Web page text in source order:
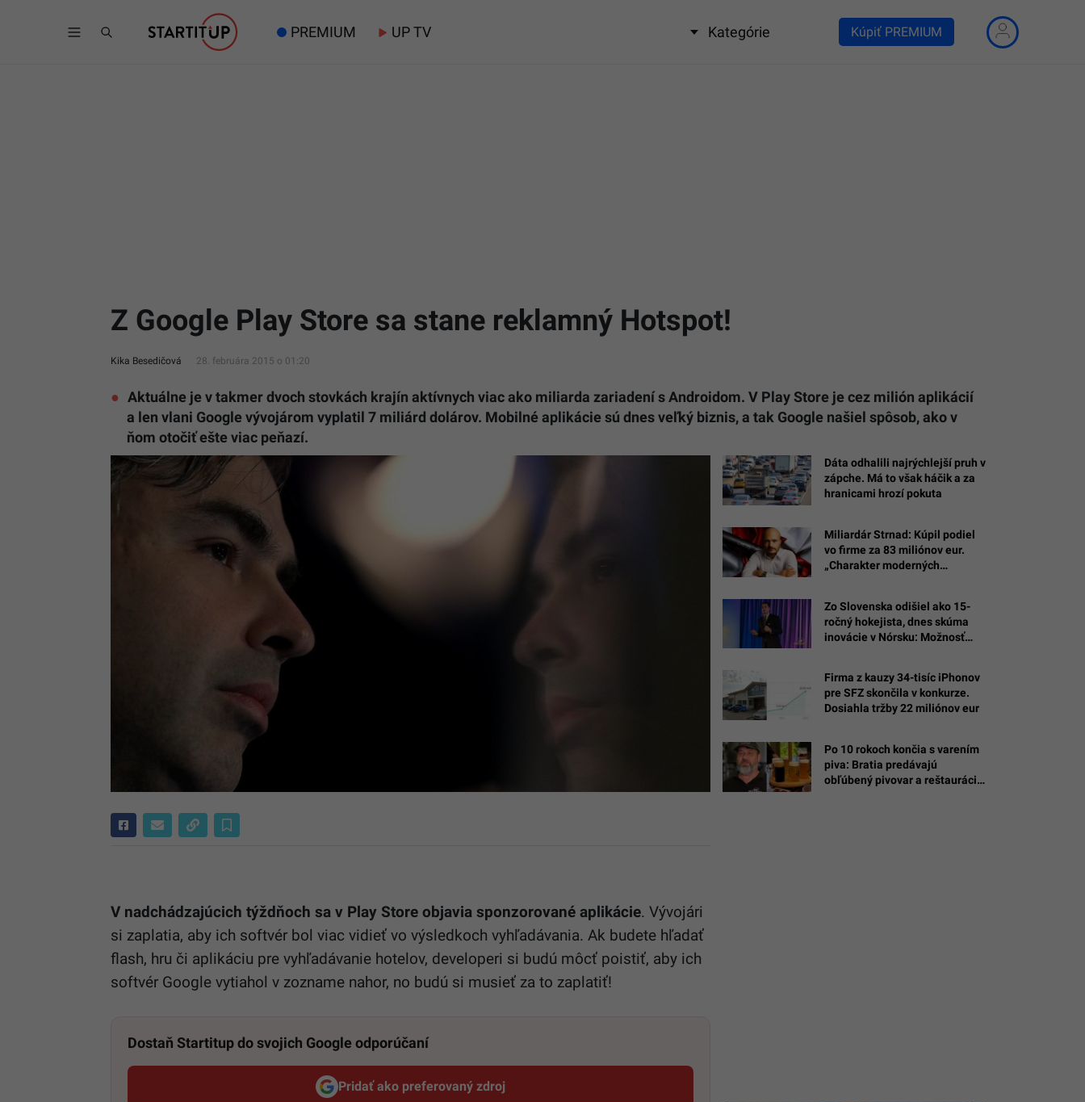
PREMIUM UP TV Kategórie Kúpiť PREMIUM
Z Google Play Store sa stane reklamný Hotspot!
Kika Besedičová 28. februára 2015 o 01:20
Aktuálne je v takmer dvoch stovkách krajín aktívnych viac ako miliarda zariadení s Androidom. V Play Store je cez milión aplikácií
a len vlani Google vývojárom vyplatil 7 miliárd dolárov. Mobilné aplikácie sú dnes veľký biznis, a tak Google našiel spôsob, ako v
ňom otočiť ešte viac peňazí.
V nadchádzajúcich týždňoch sa v Play Store objavia sponzorované aplikácie. Vývojári
si zaplatia, aby ich softvér bol viac vidieť vo výsledkoch vyhľadávania. Ak budete hľadať
flash, hru či aplikáciu pre vyhľadávanie hotelov, developeri si budú môcť poistiť, aby ich
softvér Google vytiahol v zozname nahor, no budú si musieť za to zaplatiť!
Dostaň Startitup do svojich Google odporúčaní
Pridať ako preferovaný zdroj
Startitup, odkaz sa otvorí v novom okne
Dáta odhalili najrýchlejší pruh v
zápche. Má to však háčik a za
hranicami hrozí pokuta
Miliardár Strnad: Kúpil podiel
vo firme za 83 miliónov eur.
„Charakter moderných
Zo Slovenska odišiel ako 15-
ročný hokejista, dnes skúma
inovácie v Nórsku: Možnosť
Firma z kauzy 34-tisíc iPhonov
pre SFZ skončila v konkurze.
Dosiahla tržby 22 miliónov eur
Po 10 rokoch končia s varením
piva: Bratia predávajú
obľúbený pivovar a reštaurácie